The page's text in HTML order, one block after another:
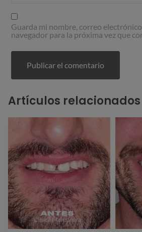
Guarda mi nombre, correo
navegador para la próxima vez que
Artículos relacionados